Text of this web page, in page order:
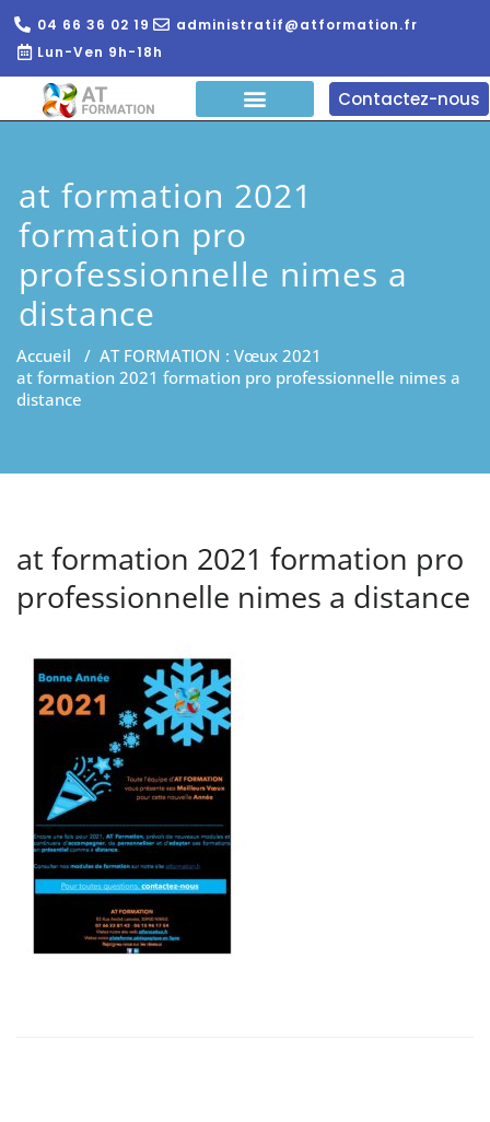
04 66 36 02 19
administratif@atformation.fr
Lun-Ven 9h-18h
Contactez-nous
at formation 2021
formation pro
professionnelle nimes a
distance
Accueil / AT FORMATION : Vœux 2021
at formation 2021 formation pro professionnelle nimes a
distance
at formation 2021 formation pro
professionnelle nimes a distance